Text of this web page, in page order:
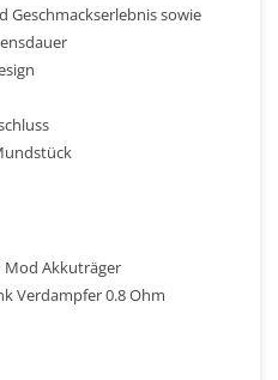
Geschmackserlebnis sowie
Mod Akkuträger
Verdampfer 0.8 Ohm